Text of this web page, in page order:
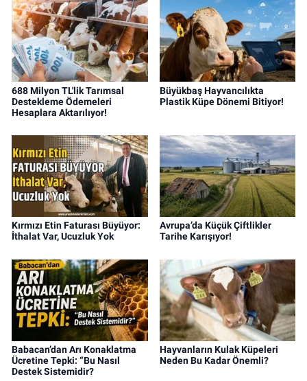
688 Milyon TL'lik Tarımsal
Destekleme Ödemeleri
Hesaplara Aktarılıyor!
Büyükbaş Hayvancılıkta
Plastik Küpe Dönemi Bitiyor!
Kırmızı Etin Faturası Büyüyor:
İthalat Var, Ucuzluk Yok
Avrupa’da Küçük Çiftlikler
Tarihe Karışıyor!
Babacan’dan Arı Konaklatma
Ücretine Tepki: “Bu Nasıl
Destek Sistemidir?
Hayvanların Kulak Küpeleri
Neden Bu Kadar Önemli?